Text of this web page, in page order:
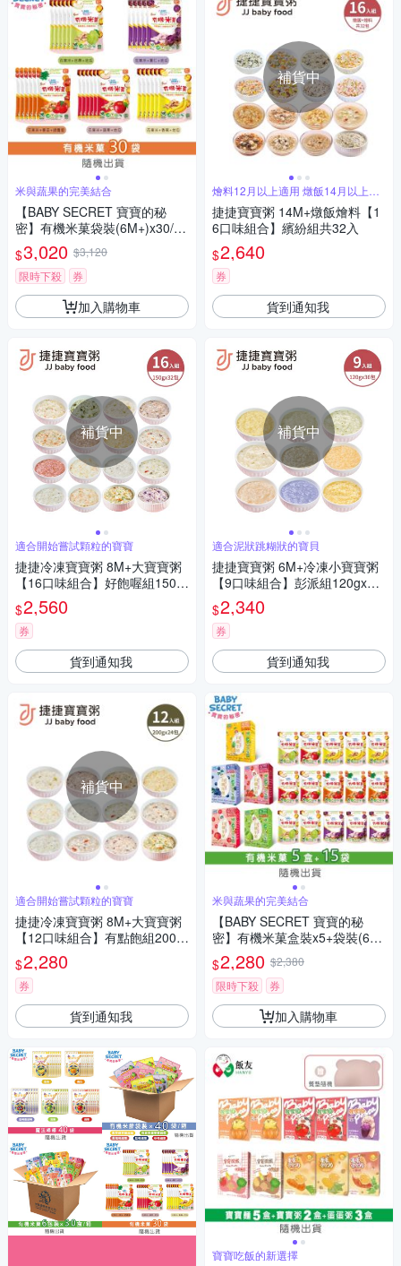
米與蔬果的完美結合
【BABY SECRET 寶寶的秘
密】有機米菓袋裝(6M+)x30/
箱-隨機出貨
$3,020 $3,120
限時下殺
券
加入購物車
補貨中
適合開始嘗試顆粒的寶寶
捷捷冷凍寶寶粥 8M+大寶寶粥
【16口味組合】好飽喔組150g
x32包
$2,560
券
貨到通知我
補貨中
適合開始嘗試顆粒的寶寶
捷捷冷凍寶寶粥 8M+大寶寶粥
【12口味組合】有點飽組200g
x24包
$2,280
券
貨到通知我
補貨中
燴料12月以上適用 燉飯14月以上適
用
捷捷寶寶粥 14M+燉飯燴料【1
6口味組合】繽紛組共32入
$2,640
券
貨到通知我
補貨中
適合泥狀跳糊狀的寶貝
捷捷寶寶粥 6M+冷凍小寶寶粥
【9口味組合】彭派組120gx36
包
$2,340
券
貨到通知我
米與蔬果的完美結合
【BABY SECRET 寶寶的秘
密】有機米菓盒裝x5+袋裝(6M
+)x15-隨機出貨
$2,280 $2,380
限時下殺
券
加入購物車
寶寶吃飯的新選擇